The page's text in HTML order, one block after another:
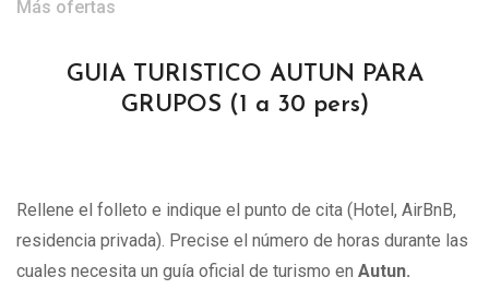
Más ofertas
GUIA TURISTICO AUTUN PARA
GRUPOS (1 a 30 pers)
Rellene el folleto e indique el punto de cita (Hotel, AirBnB,
residencia privada). Precise el número de horas durante las
cuales necesita un guía oficial de turismo en Autun.